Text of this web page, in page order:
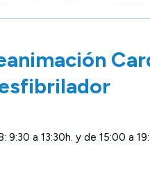
9:30 a 13:30h. y de 15:00 a